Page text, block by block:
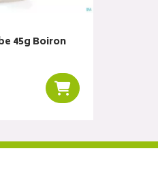
45g Boiron
Ajouter au panier